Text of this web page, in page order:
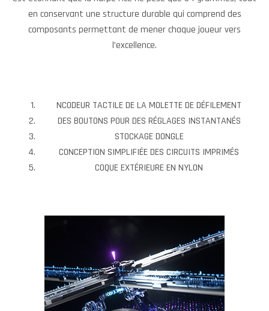
en conservant une structure durable qui comprend des
composants permettant de mener chaque joueur vers
l’excellence.
NCODEUR TACTILE DE LA MOLETTE DE DÉFILEMENT
DES BOUTONS POUR DES RÉGLAGES INSTANTANÉS
STOCKAGE DONGLE
CONCEPTION SIMPLIFIÉE DES CIRCUITS IMPRIMÉS
COQUE EXTÉRIEURE EN NYLON